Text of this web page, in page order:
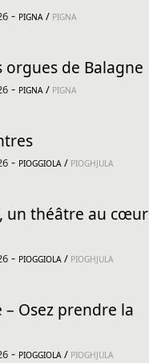
- PIGNA / PIGNA
de Balagne
- PIGNA / PIGNA
- PIOGGIOLA / PIOGHJULA
un théâtre au cœur
- PIOGGIOLA / PIOGHJULA
– Osez prendre la
- PIOGGIOLA / PIOGHJULA